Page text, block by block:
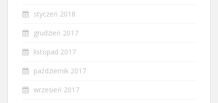
styczeń 2018
grudzień 2017
listopad 2017
październik 2017
wrzesień 2017